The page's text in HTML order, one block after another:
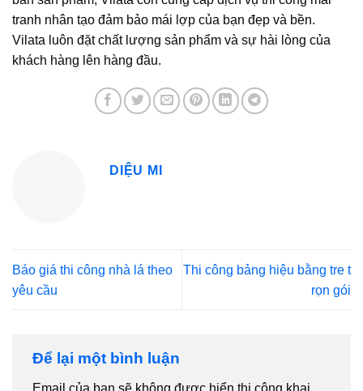
tranh nhân tạo đảm bảo mái lợp của bạn đẹp và bền.
Vilata luôn đặt chất lượng sản phẩm và sự hài lòng của
khách hàng lên hàng đầu.
DIỆU MI
Báo giá thi công nhà lá theo
yêu cầu
Thi công bảng hiệu bằng tre t
rọn gói
Để lại một bình luận